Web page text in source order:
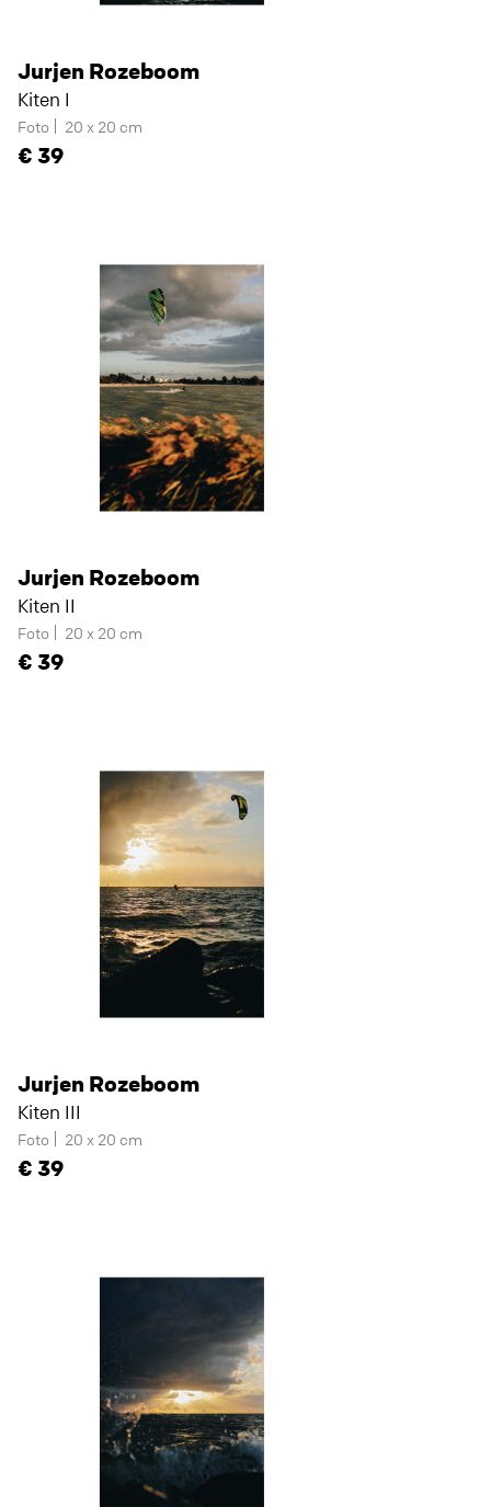
Jurjen Rozeboom
Kiten I
Foto 20 x 20 cm
39
Jurjen Rozeboom
Kiten II
Foto 20 x 20 cm
39
Jurjen Rozeboom
Kiten III
Foto 20 x 20 cm
39